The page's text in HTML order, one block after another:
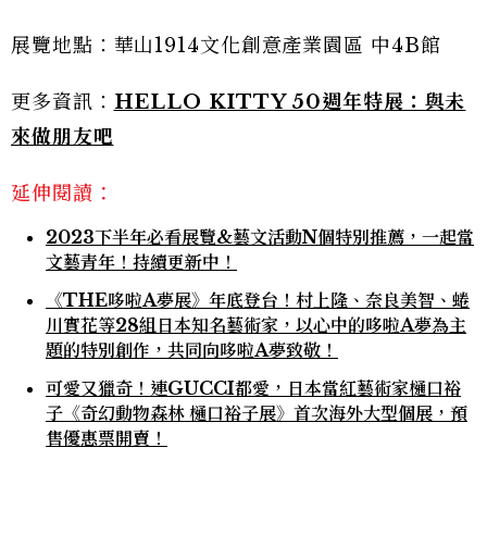
展覽地點：華山1914文化創意產業園區 中4B館
更多資訊： HELLO KITTY 50週年特展：與未
來做朋友吧
延伸閱讀：
2023下半年必看展覽&藝文活動N個特別推薦，一起當
文藝青年！持續更新中！
《THE哆啦A夢展》年底登台！村上隆、奈良美智、蜷
川實花等28組日本知名藝術家，以心中的哆啦A夢為主
題的特別創作，共同向哆啦A夢致敬！
可愛又獵奇！連GUCCI都愛，日本當紅藝術家樋口裕
子《奇幻動物森林 樋口裕子展》首次海外大型個展，預
售優惠票開賣！